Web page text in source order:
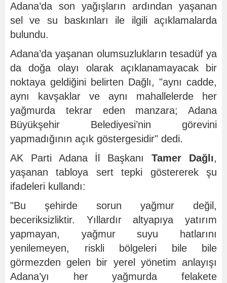
Adana’da son yağışların ardından yaşanan
sel ve su baskınları ile ilgili açıklamalarda
bulundu.
Adana’da yaşanan olumsuzlukların tesadüf ya
da doğa olayı olarak açıklanamayacak bir
noktaya geldiğini belirten Dağlı, "aynı cadde,
aynı kavşaklar ve aynı mahallelerde her
yağmurda tekrar eden manzara; Adana
Büyükşehir Belediyesi’nin görevini
yapmadığının açık göstergesidir" dedi.
AK Parti Adana İl BaşkanıTamer Dağlı,
yaşanan tabloya sert tepki göstererek şu
ifadeleri kullandı:
"Bu şehirde sorun yağmur değil,
beceriksizliktir. Yıllardır altyapıya yatırım
yapmayan, yağmur suyu hatlarını
yenilemeyen, riskli bölgeleri bile bile
görmezden gelen bir yerel yönetim anlayışı
Adana’yı her yağmurda felakete